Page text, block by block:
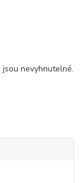
nevyhnutelné.